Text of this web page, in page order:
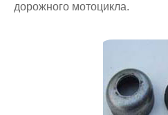
дорожного мотоцикла.